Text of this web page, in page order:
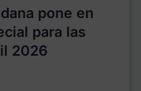
pone en
para las
2026